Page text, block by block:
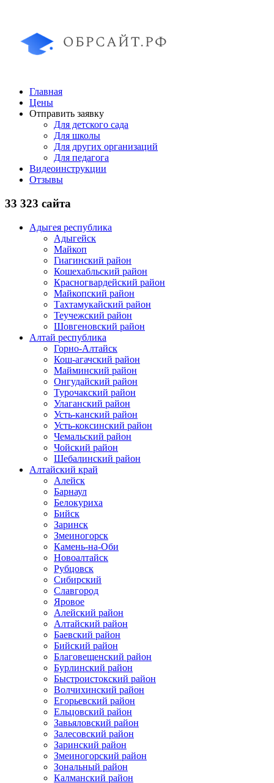
Главная
Цены
Отправить заявку
Для детского сада
Для школы
Для других организаций
Для педагога
Видеоинструкции
Отзывы
33 323 сайта
Адыгея республика
Адыгейск
Майкоп
Гиагинский район
Кошехабльский район
Красногвардейский район
Майкопский район
Тахтамукайский район
Теучежский район
Шовгеновский район
Алтай республика
Горно-Алтайск
Кош-агачский район
Майминский район
Онгудайский район
Турочакский район
Улаганский район
Усть-канский район
Усть-коксинский район
Чемальский район
Чойский район
Шебалинский район
Алтайский край
Алейск
Барнаул
Белокуриха
Бийск
Заринск
Змеиногорск
Камень-на-Оби
Новоалтайск
Рубцовск
Сибирский
Славгород
Яровое
Алейский район
Алтайский район
Баевский район
Бийский район
Благовещенский район
Бурлинский район
Быстроистокский район
Волчихинский район
Егорьевский район
Ельцовский район
Завьяловский район
Залесовский район
Заринский район
Змеиногорский район
Зональный район
Калманский район